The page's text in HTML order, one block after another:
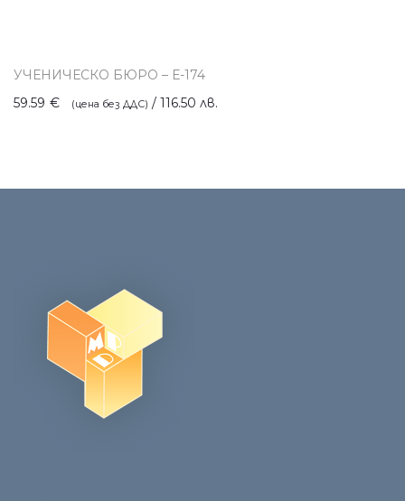
УЧЕНИЧЕСКО БЮРО – Е-174
59.59 € / 116.50 лв.